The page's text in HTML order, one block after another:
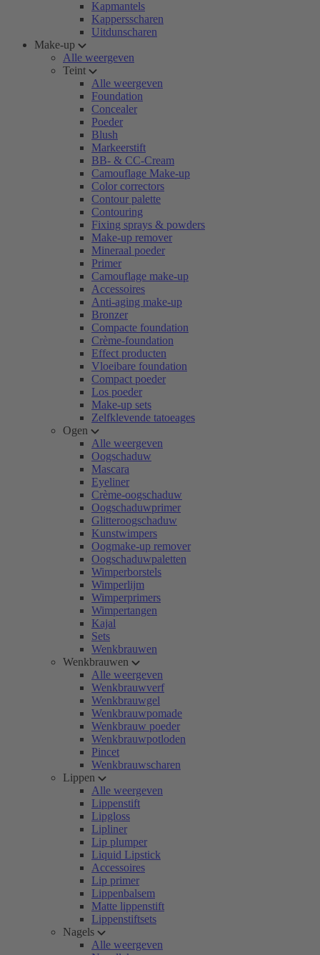
Kapmantels
Kappersscharen
Uitdunscharen
Make-up
Alle weergeven
Teint
Alle weergeven
Foundation
Concealer
Poeder
Blush
Markeerstift
BB- & CC-Cream
Camouflage Make-up
Color correctors
Contour palette
Contouring
Fixing sprays & powders
Make-up remover
Mineraal poeder
Primer
Camouflage make-up
Accessoires
Anti-aging make-up
Bronzer
Compacte foundation
Crème-foundation
Effect producten
Vloeibare foundation
Compact poeder
Los poeder
Make-up sets
Zelfklevende tatoeages
Ogen
Alle weergeven
Oogschaduw
Mascara
Eyeliner
Crème-oogschaduw
Oogschaduwprimer
Glitteroogschaduw
Kunstwimpers
Oogmake-up remover
Oogschaduwpaletten
Wimperborstels
Wimperlijm
Wimperprimers
Wimpertangen
Kajal
Sets
Wenkbrauwen
Wenkbrauwen
Alle weergeven
Wenkbrauwverf
Wenkbrauwgel
Wenkbrauwpomade
Wenkbrauw poeder
Wenkbrauwpotloden
Pincet
Wenkbrauwscharen
Lippen
Alle weergeven
Lippenstift
Lipgloss
Lipliner
Lip plumper
Liquid Lipstick
Accessoires
Lip primer
Lippenbalsem
Matte lippenstift
Lippenstiftsets
Nagels
Alle weergeven